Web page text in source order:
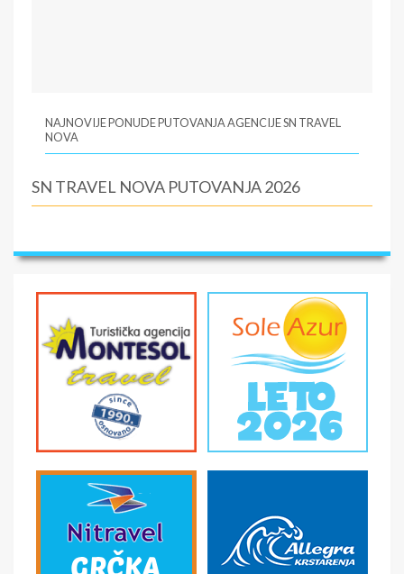
NAJNOVIJE PONUDE PUTOVANJA AGENCIJE SN TRAVEL
NOVA
SN TRAVEL NOVA PUTOVANJA 2026